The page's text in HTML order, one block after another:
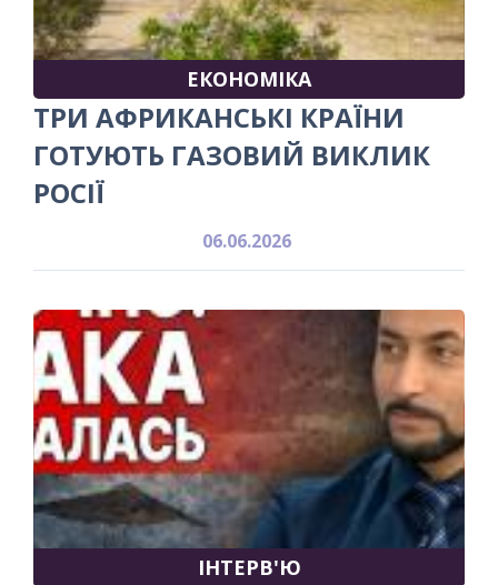
ЕКОНОМІКА
ТРИ АФРИКАНСЬКІ КРАЇНИ
ГОТУЮТЬ ГАЗОВИЙ ВИКЛИК
РОСІЇ
06.06.2026
ІНТЕРВ'Ю